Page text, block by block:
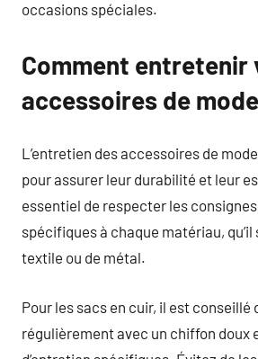
occasions spéciales.
Comment entretenir
accessoires de mode
L’entretien des accessoires de
pour assurer leur durabilité et leur
essentiel de respecter les consignes
spécifiques à chaque matériau, qu’il
textile ou de métal.
Pour les sacs en cuir, il est conseillé
régulièrement avec un chiffon doux